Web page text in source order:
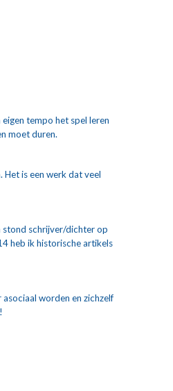
tempo het spel leren
moet duren.
is een werk dat veel
stond schrijver/dichter op
heb ik historische artikels
worden en zichzelf